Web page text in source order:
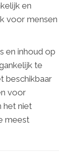
en
voor mensen
en inhoud op
te
beschikbaar
voor
het niet
meest